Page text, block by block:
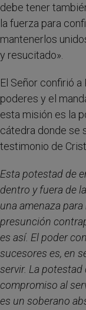
debe tener
la fuerza para
mantenerlos
y resucitado».
El Señor confirió
poderes y el
esta misión es la
cátedra donde se
testimonio de
Esta potestad de
dentro y fuera de
una amenaza
presunción
es así. El poder
sucesores es, en
servir. La potestad
compromiso al
es un soberano